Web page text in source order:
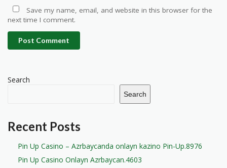
Save my name, email, and website in this browser for the
next time I comment.
Post Comment
Search
Search
Recent Posts
Pin Up Casino – Azrbaycanda onlayn kazino Pin-Up.8976
Pin Up Casino Onlayn Azrbaycan.4603